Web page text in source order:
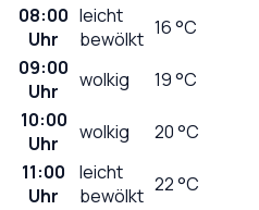
08:00
Uhr
leicht
bewölkt 16°C
09:00
Uhr
wolkig 19°C
10:00
Uhr
wolkig 20°C
11:00
Uhr
leicht
bewölkt 22°C